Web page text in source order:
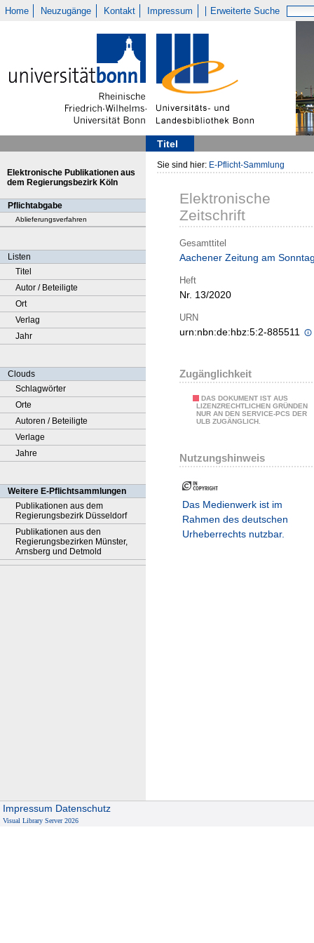
Home Neuzugänge Kontakt Impressum Erweiterte Suche
Titel
Elektronische Publikationen aus
dem Regierungsbezirk Köln
Pflichtabgabe
Ablieferungsverfahren
Listen
Titel
Autor / Beteiligte
Ort
Verlag
Jahr
Clouds
Schlagwörter
Orte
Autoren / Beteiligte
Verlage
Jahre
Weitere E-Pflichtsammlungen
Publikationen aus dem
Regierungsbezirk Düsseldorf
Publikationen aus den
Regierungsbezirken Münster,
Arnsberg und Detmold
Sie sind hier: E-Pflicht-Sammlung
Elektronische
Zeitschrift
Gesamttitel
Aachener Zeitung am
Heft
Nr. 13/2020
URN
urn:nbn:de:hbz:5:2-885511
Zugänglichkeit
DAS DOKUMENT IST AUS
LIZENZRECHTLICHEN GRÜNDEN
NUR AN DEN SERVICE-PCS DER
ULB ZUGÄNGLICH.
Nutzungshinweis
Das Medienwerk ist im
Rahmen des deutschen
Urheberrechts nutzbar.
Impressum Datenschutz
Visual Library Server 2026